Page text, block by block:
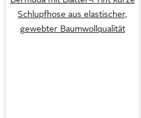
Schlupfhose aus elastischer,
gewebter Baumwollqualität